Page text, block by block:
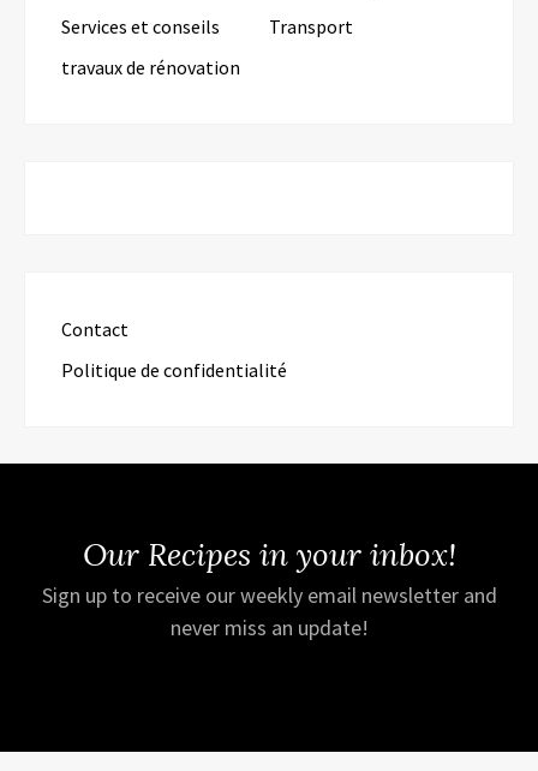
Services et conseils
Transport
travaux de rénovation
Contact
Politique de confidentialité
Our Recipes in your inbox!
Sign up to receive our weekly email newsletter and
never miss an update!